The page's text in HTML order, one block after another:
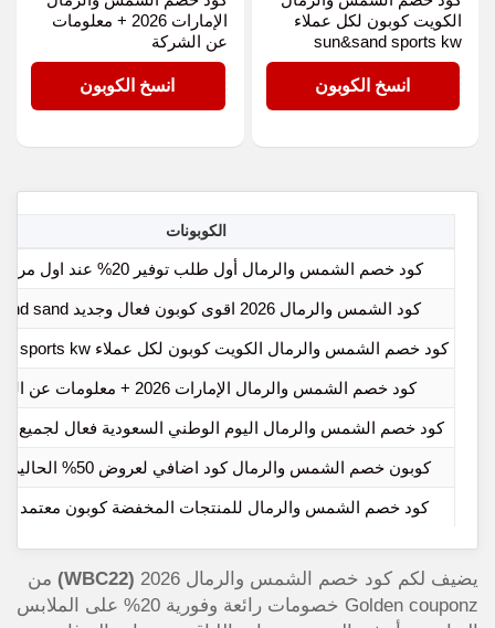
الكويت كوبون لكل عملاء
sun&sand sports kw
WBC22انسخ الكوبون
الإمارات 2026 + معلومات
عن الشركة
WBC22انسخ الكوبون
الكوبونات
كود خصم الشمس والرمال أول طلب توفير 20% عند اول مرة شراء
كود الشمس والرمال 2026 اقوى كوبون فعال وجديد sun and sand
كود خصم الشمس والرمال الكويت كوبون لكل عملاء sun&sand sports kw
كود خصم الشمس والرمال الإمارات 2026 + معلومات عن الشركة
كود خصم الشمس والرمال اليوم الوطني السعودية فعال لجميع
كوبون خصم الشمس والرمال كود اضافي لعروض 50% الحالية للموقع
كود خصم الشمس والرمال للمنتجات المخفضة كوبون معتمد
يضيف لكم كود خصم الشمس والرمال 2026 (WBC22)
من
Golden couponz خصومات رائعة وفورية 20% على الملابس